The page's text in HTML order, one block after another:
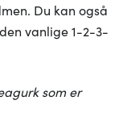
Du kan også
vanlige 1-2-3-
som er